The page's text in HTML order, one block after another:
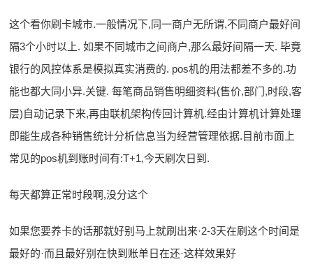
这个看你刷卡城市.一般情况下,同一商户无所谓,不同商户最好间
隔3个小时以上. 如果不同城市之间商户,那么最好间隔一天. 毕竟
银行的风控体系是模拟真实消费的. pos机的用法都差不多的.功
能也都大同小异.关键. 每笔商品销售明细资料(售价,部门,时段,客
层)自动记录下来,再由联机架构传回计算机.经由计算机计算处理
即能生成各种销售统计分析信息当为经营管理依据.目前市面上
常见的pos机到账时间有:T+1,今天刷次日到.
每天都算正常时段啊,没分这个
如果您要养卡的话那就好别马上就刷出来·2-3天在刷这个时间是
最好的·而且最好别在快到账单日在还·这样效果好